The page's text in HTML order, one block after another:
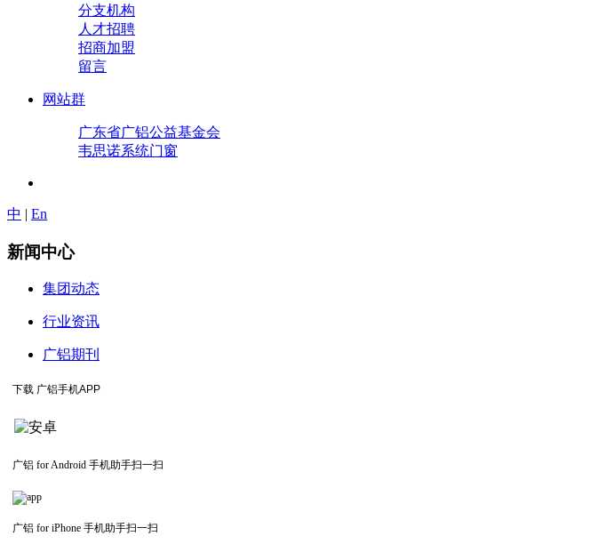
分支机构
人才招聘
招商加盟
留言
网站群
广东省广铝公益基金会
韦思诺系统门窗
中 | En
新闻中心
集团动态
行业资讯
广铝期刊
下载 广铝手机APP
广铝 for Android 手机助手扫一扫
广铝 for iPhone 手机助手扫一扫